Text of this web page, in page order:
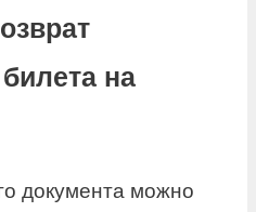
на
документа можно